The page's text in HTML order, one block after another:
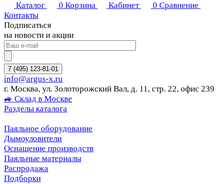
Каталог 0 Корзина Кабинет 0 Сравнение
Контакты
Подписаться
на новости и акции
7 (495) 123-81-01
info@argus-x.ru
г. Москва, ул. Золоторожский Вал, д. 11, стр. 22, офис 239
🚙 Склад в Москве
Разделы каталога
Паяльное оборудование
Дымоуловители
Оснащение производств
Паяльные материалы
Распродажа
Подборки